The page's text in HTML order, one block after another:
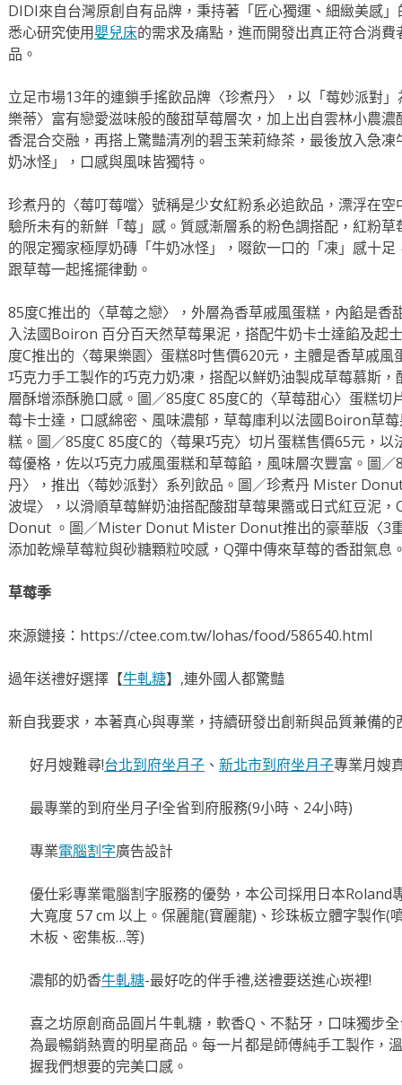
DIDI來自台灣原創自有品牌，秉持著「匠心獨運、細緻美感
悉心研究使用嬰兒床的需求及痛點，進而開發出真正符合消
品。
立足市場13年的連鎖手搖飲品牌〈珍煮丹〉，以「莓妙派對
樂蒂〉富有戀愛滋味般的酸甜草莓層次，加上出自雲林小農
香混合交融，再搭上驚豔清冽的碧玉茉莉綠茶，最後放入急
奶冰怪」，口感與風味皆獨特。
珍煮丹的〈莓叮莓噹〉號稱是少女紅粉系必追飲品，漂浮在
驗所未有的新鮮「莓」感。質感漸層系的粉色調搭配，紅粉
的限定獨家極厚奶磚「牛奶冰怪」，啜飲一口的「凍」感十
跟草莓一起搖擺律動。
85度C推出的〈草莓之戀〉，外層為香草戚風蛋糕，內餡是香
入法國Boiron 百分百天然草莓果泥，搭配牛奶卡士達餡及起
度C推出的〈莓果樂園〉蛋糕8吋售價620元，主體是香草戚
巧克力手工製作的巧克力奶凍，搭配以鮮奶油製成草莓慕斯
層酥增添酥脆口感。圖／85度C 85度C的〈草莓甜心〉蛋糕
莓卡士達，口感綿密、風味濃郁，草莓庫利以法國Boiron草
糕。圖／85度C 85度C的〈莓果巧克〉切片蛋糕售價65元，
莓優格，佐以巧克力戚風蛋糕和草莓餡，風味層次豐富。圖
丹〉，推出〈莓妙派對〉系列飲品。圖／珍煮丹 Mister
波堤〉，以滑順草莓鮮奶油搭配酸甜草莓果醬或日式紅豆泥
Donut 。圖／Mister Donut Mister Donut推出的豪華版〈3
添加乾燥草莓粒與砂糖顆粒咬感，Q彈中傳來草莓的香甜氣
草莓季
來源鏈接：https://ctee.com.tw/lohas/food/586540.html
過年送禮好選擇【牛軋糖】,連外國人都驚豔
新自我要求，本著真心與專業，持續研發出創新與品質兼備
好月嫂難尋!台北到府坐月子、 新北市到府坐月子專業月嫂
最專業的到府坐月子!全省到府服務(9小時、24小時)
專業電腦割字廣告設計
優仕彩專業電腦割字服務的優勢，本公司採用日本Roland
大寬度 57 cm 以上。保麗龍(寶麗龍)、珍珠板立體字製作(
木板、密集板…等)
濃郁的奶香牛軋糖-最好吃的伴手禮,送禮要送進心崁裡!
喜之坊原創商品圓片牛軋糖，軟香Q、不黏牙，口味獨步
為最暢銷熱賣的明星商品。每一片都是師傅純手工製作，
握我們想要的完美口感。